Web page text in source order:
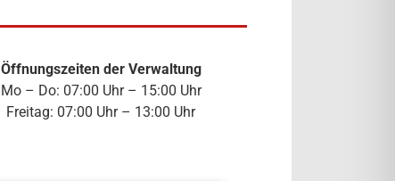
Öffnungszeiten der Verwaltung
Mo – Do: 07:00 Uhr – 15:00 Uhr
Freitag: 07:00 Uhr – 13:00 Uhr